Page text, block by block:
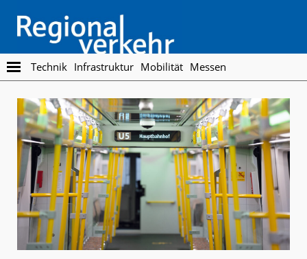
main
content
footer
Regionalverkehr
Die
Fachzeitschrift
den
Öffentlichen
Personennahverkehr
Technik Infrastruktur Mobilität Messen